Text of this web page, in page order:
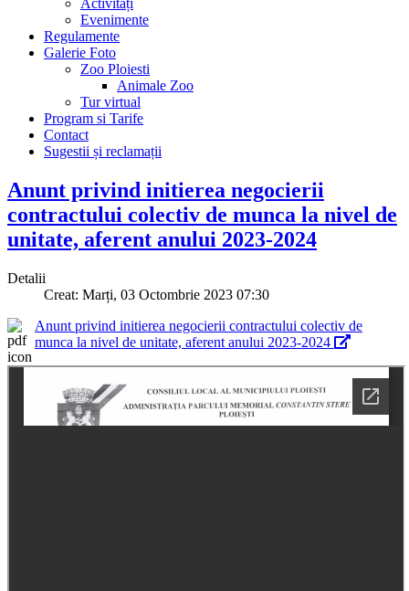
Activități
Evenimente
Regulamente
Galerie Foto
Zoo Ploiesti
Animale Zoo
Tur virtual
Program si Tarife
Contact
Sugestii și reclamații
Anunt privind initierea negocierii
contractului colectiv de munca la nivel de
unitate, aferent anului 2023-2024
Detalii
Creat: Marți, 03 Octombrie 2023 07:30
Anunt privind initierea negocierii contractului colectiv de
munca la nivel de unitate, aferent anului 2023-2024